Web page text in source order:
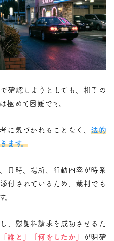
確認しようとしても、相手の
極めて困難です。
に気づかれることなく、法的
ます。
日時、場所、行動内容が時系
付されているため、裁判でも
。
、慰謝料請求を成功させるた
誰と」「何をしたか」
が明確